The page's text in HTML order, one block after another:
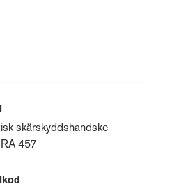
skärskyddshandske
457